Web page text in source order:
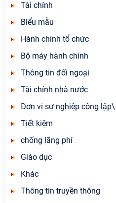
Tài chính
Biểu mẫu
Hành chính tổ chức
Bộ máy hành chính
Thông tin đối ngoại
Tài chính nhà nước
Đơn vị sự nghiệp công lập\
Tiết kiệm
chống lãng phí
Giáo dục
Khác
Thông tin truyền thông